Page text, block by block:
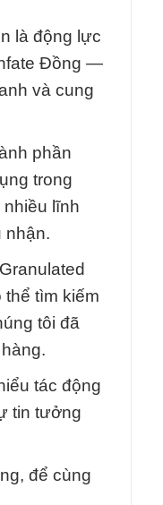
là động lực
Đồng —
và cung
phần
trong
lĩnh
nhận.
tìm kiếm
tôi đã
tác động
tin tưởng
để cùng